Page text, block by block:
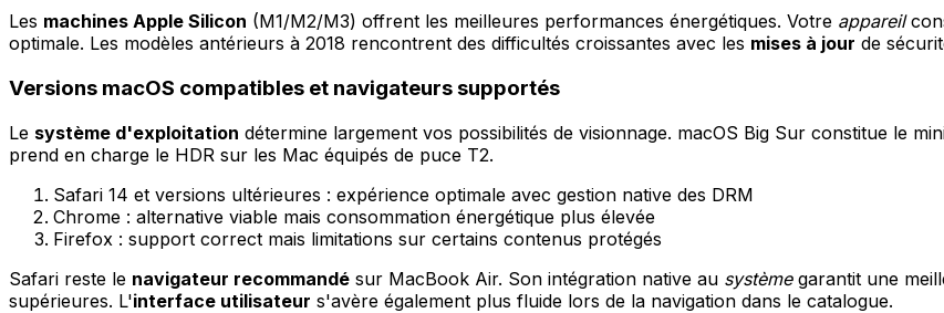
Les machines Apple Silicon (M1/M2/M3) offrent les meilleures performances énergétiques. Votre appareil
optimale. Les modèles antérieurs à 2018 rencontrent des difficultés croissantes avec les mises à jour de
Versions macOS compatibles et navigateurs supportés
Le système d'exploitation détermine largement vos possibilités de visionnage. macOS Big Sur constitue le
prend en charge le HDR sur les Mac équipés de puce T2.
Safari 14 et versions ultérieures : expérience optimale avec gestion native des DRM
Chrome : alternative viable mais consommation énergétique plus élevée
Firefox : support correct mais limitations sur certains contenus protégés
Safari reste le navigateur recommandé sur MacBook Air. Son intégration native au systèmegarantit une
supérieures. L'interface utilisateur s'avère également plus fluide lors de la navigation dans le catalogue.